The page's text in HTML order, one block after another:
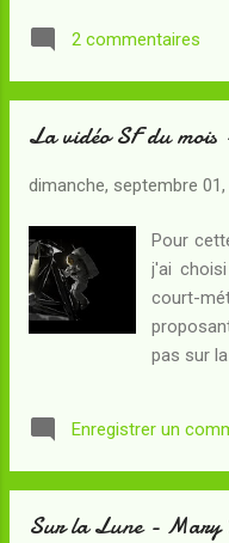
semble
du jour.
2 commentaires
La vidéo SF du mois
dimanche, septembre
Pour
j'ai
court-
pas sur la
Enregistrer un
Sur la Lune - Mary